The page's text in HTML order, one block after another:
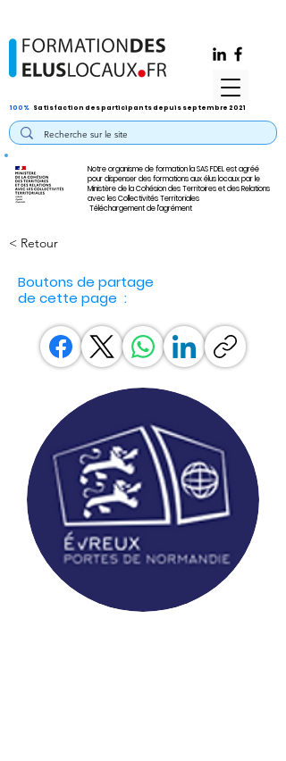
Notre organisme de formation la SAS FDEL est agréé
pour dispenser des formations aux élus locaux par le
Ministère de la Cohésion des Territoires et des Relations
avec les Collectivités Territoriales
Téléchargement de l'agrément
100% Satisfaction des participants depuis septembre 2021
< Retour
Boutons de partage
de cette page :